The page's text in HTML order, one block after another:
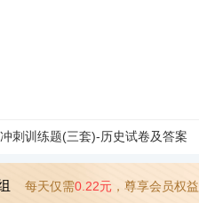
刺训练题(三套)-历史试卷及答案
每天仅需0.22元 ，尊享会员权益